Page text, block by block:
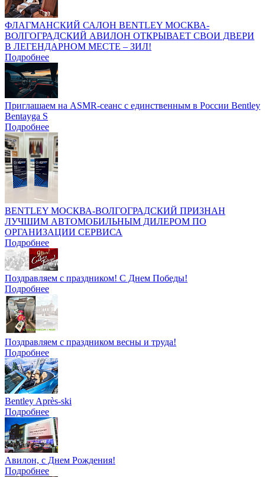
ФЛАГМАНСКИЙ САЛОН BENTLEY МОСКВА-
ВОЛГОГРАДСКИЙ АВИЛОН ОТКРЫВАЕТ СВОИ ДВЕРИ
В ЛЕГЕНДАРНОМ МЕСТЕ – ЗИЛ!
Подробнее
Приглашаем на ASMR-сеанс с единственным в России Bentley
Bentayga S
Подробнее
BENTLEY МОСКВА-ВОЛГОГРАДСКИЙ ПРИЗНАН
ЛУЧШИМ АВТОМОБИЛЬНЫМ ДИЛЕРОМ ПО
ОРГАНИЗАЦИИ СЕРВИСА
Подробнее
Поздравляем с праздником! С Днем Победы!
Подробнее
Поздравляем с праздником весны и труда!
Подробнее
Bentley Après-ski
Подробнее
Авилон, с Днем Рождения!
Подробнее